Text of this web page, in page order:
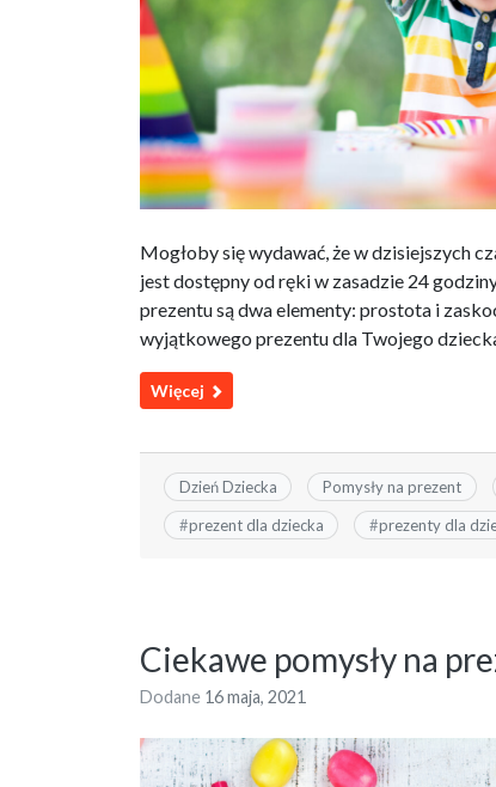
Mogłoby się wydawać, że w dzisiejszych
jest dostępny od ręki w zasadzie 24
prezentu są dwa elementy: prostota i
wyjątkowego prezentu dla Twojego
Więcej
Dzień Dziecka Pomysły na prezent
#prezent dla dziecka #prezenty dla
Ciekawe pomysły na
Dodane 16 maja, 2021